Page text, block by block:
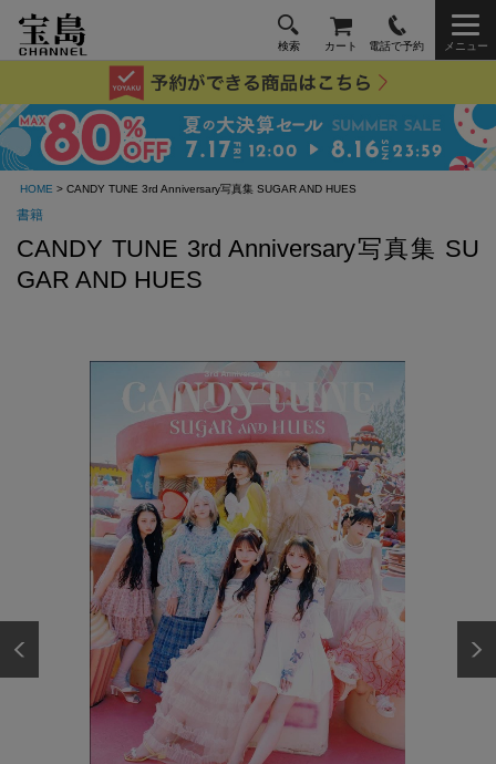
検索 カート 電話で予約 メニュー
HOME > CANDY TUNE 3rd Anniversary写真集 SUGAR AND HUES
書籍
CANDY TUNE 3rd Anniversary写真集 SU
GAR AND HUES